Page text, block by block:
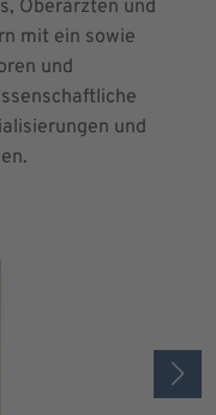
Oberärzten und
mit ein sowie
und
und